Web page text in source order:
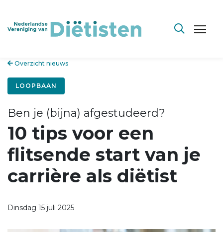
Overzicht nieuws
LOOPBAAN
Ben je (bijna) afgestudeerd?
10 tips voor een
flitsende start van je
carrière als diëtist
Dinsdag 15 juli 2025